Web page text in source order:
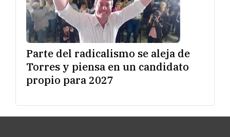
Parte del radicalismo se aleja de
Torres y piensa en un candidato
propio para 2027